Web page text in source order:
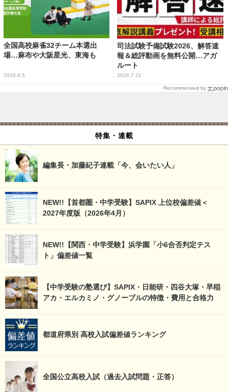
全国高校麻雀32チーム本選出
場…麻布や大阪星光、東海も
2026.8.5
司法試験予備試験2026、解答速
報＆総評動画を無料公開…アガ
ルート
2026.7.21
Recommended by
特集・連載
編集長・加藤紀子連載「今、会いたい人」
NEW!!【首都圏・中学受験】SAPIX 上位校偏差値＜
2027年度版（2026年4月）
NEW!!【関西・中学受験】浜学園「小6合否判定テス
ト」偏差値一覧
【中学受験の塾選び】SAPIX・日能研・四谷大塚・早稲
アカ・エルカミノ・グノーブルの特徴・費用と合格力
都道府県別 高校入試偏差値ランキング
全国公立高校入試（過去入試問題・正答）